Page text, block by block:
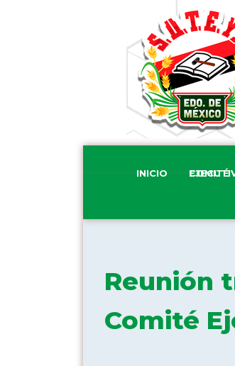
INICIO COMITÉ
Reunión
Comité